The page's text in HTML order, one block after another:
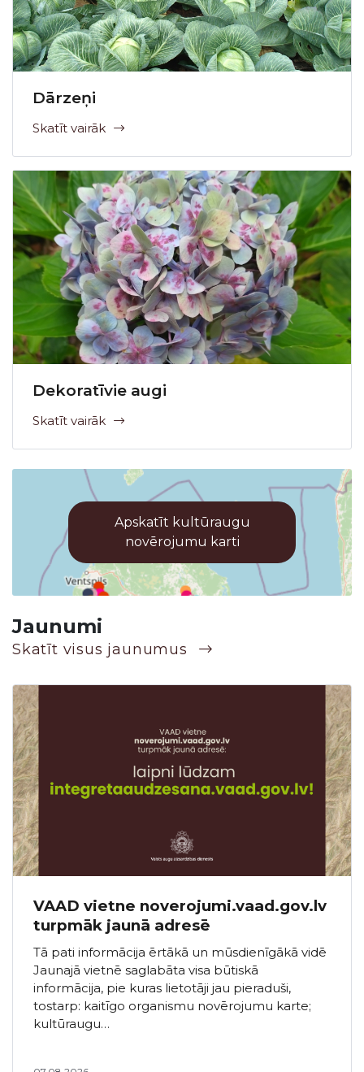
Dārzeņi
Skatīt vairāk
Dekoratīvie augi
Skatīt vairāk
Apskatīt kultūraugu
novērojumu karti
Jaunumi
Skatīt visus jaunumus
VAAD vietne noverojumi.vaad.gov.lv
turpmāk jaunā adresē
Tā pati informācija ērtākā un mūsdienīgākā vidē
Jaunajā vietnē saglabāta visa būtiskā
informācija, pie kuras lietotāji jau pieraduši,
tostarp: kaitīgo organismu novērojumu karte;
kultūraugu…